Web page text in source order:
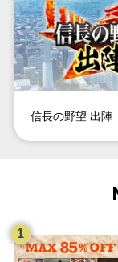
信長の野望 出陣